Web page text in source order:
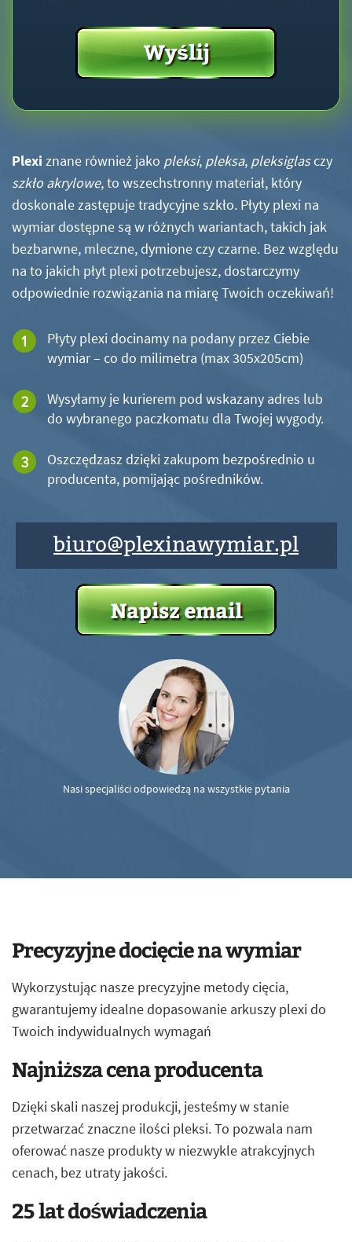
Plexi znane również jako pleksi, pleksa, pleksiglasczy
szkło akrylowe, to wszechstronny materiał, który
doskonale zastępuje tradycyjne szkło. Płyty plexi na
wymiar dostępne są w różnych wariantach, takich jak
bezbarwne, mleczne, dymione czy czarne. Bez względu
na to jakich płyt plexi potrzebujesz, dostarczymy
odpowiednie rozwiązania na miarę Twoich oczekiwań!
Płyty plexi docinamy na podany przez Ciebie
wymiar – co do milimetra (max 305x205cm)
Wysyłamy je kurierem pod wskazany adres lub
do wybranego paczkomatu dla Twojej wygody.
Oszczędzasz dzięki zakupom bezpośrednio u
producenta, pomijając pośredników.
biuro@plexinawymiar.pl
Nasi specjaliści odpowiedzą na wszystkie pytania
Precyzyjne docięcie na wymiar
Wykorzystując nasze precyzyjne metody cięcia,
gwarantujemy idealne dopasowanie arkuszy plexi do
Twoich indywidualnych wymagań
Najniższa cena producenta
Dzięki skali naszej produkcji, jesteśmy w stanie
przetwarzać znaczne ilości pleksi. To pozwala nam
oferować nasze produkty w niezwykle atrakcyjnych
cenach, bez utraty jakości.
25 lat doświadczenia